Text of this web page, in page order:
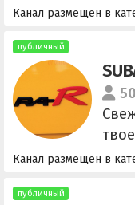
Канал размещен в
публичный
Канал размещен в
публичный